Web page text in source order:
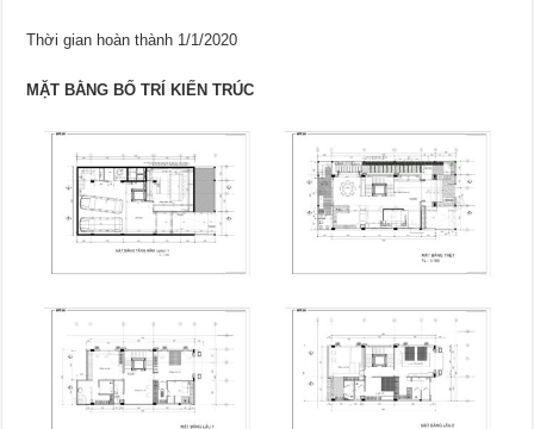
Thời gian hoàn thành 1/1/2020
MẶT BẰNG BỐ TRÍ KIẾN TRÚC